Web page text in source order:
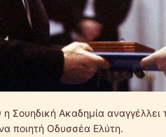
η Σουηδική Ακαδημία
ποιητή Οδυσσέα Ελύτη.